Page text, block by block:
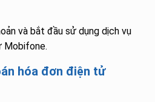
và bắt đầu sử dụng dịch vụ
Mobifone.
hóa đơn điện tử